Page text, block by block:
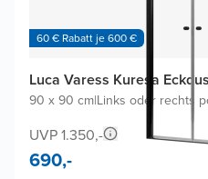
60 € Rabatt je 600 €
Luca Varess Kuresa
90 x 90 cm|Links oder rechts
UVP 1.350,-
690,-